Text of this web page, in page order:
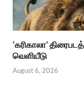
‘கரிகாலா’
வெளியீடு
August 6, 2026